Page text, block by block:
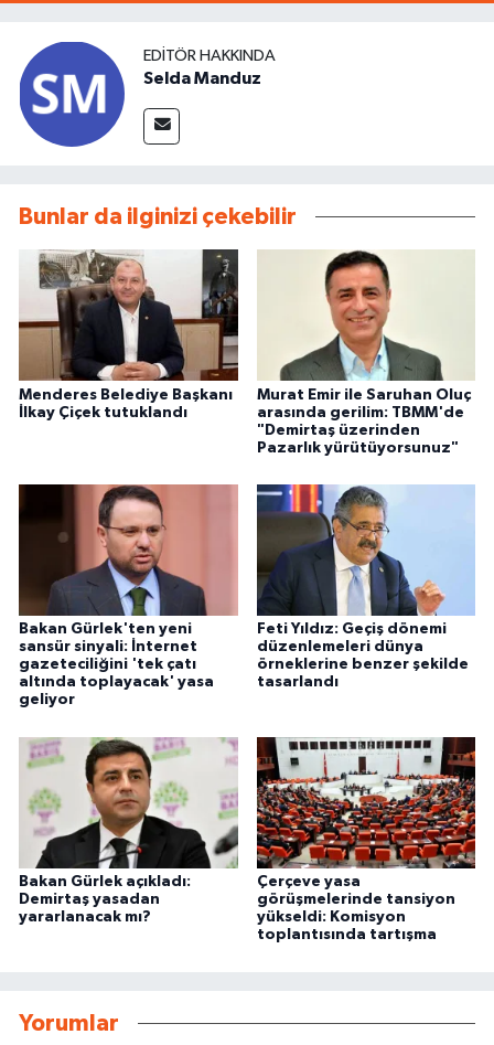
EDITÖR HAKKINDA
Selda Manduz
Bunlar da ilginizi çekebilir
Menderes Belediye Başkanı
İlkay Çiçek tutuklandı
Murat Emir ile Saruhan Oluç
arasında gerilim: TBMM'de
"Demirtaş üzerinden
Pazarlık yürütüyorsunuz"
Bakan Gürlek'ten yeni
sansür sinyali: İnternet
gazeteciliğini 'tek çatı
altında toplayacak' yasa
geliyor
Feti Yıldız: Geçiş dönemi
düzenlemeleri dünya
örneklerine benzer şekilde
tasarlandı
Bakan Gürlek açıkladı:
Demirtaş yasadan
yararlanacak mı?
Çerçeve yasa
görüşmelerinde tansiyon
yükseldi: Komisyon
toplantısında tartışma
Yorumlar